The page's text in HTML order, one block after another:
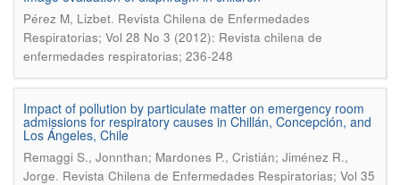
Pérez M, Lizbet. Revista Chilena de Enfermedades
Respiratorias; Vol 28 No 3 (2012): Revista chilena de
enfermedades respiratorias; 236-248
Impact of pollution by particulate matter on emergency room
admissions for respiratory causes in Chillán, Concepción, and
Los Ángeles, Chile
Remaggi S., Jonnthan; Mardones P., Cristián; Jiménez R.,
Jorge. Revista Chilena de Enfermedades Respiratorias; Vol 35